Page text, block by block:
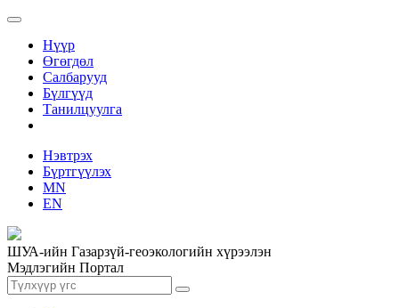
Нүүр
Өгөгдөл
Салбарууд
Бүлгүүд
Танилцуулга
Нэвтрэх
Бүртгүүлэх
MN
EN
ШУА-ийн Газарзүй-геоэкологийн хүрээлэн
Мэдлэгийн Портал